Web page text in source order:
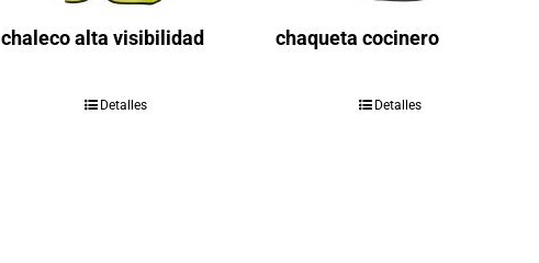
chaleco alta visibilidad
Detalles
chaqueta cocinero
Detalles